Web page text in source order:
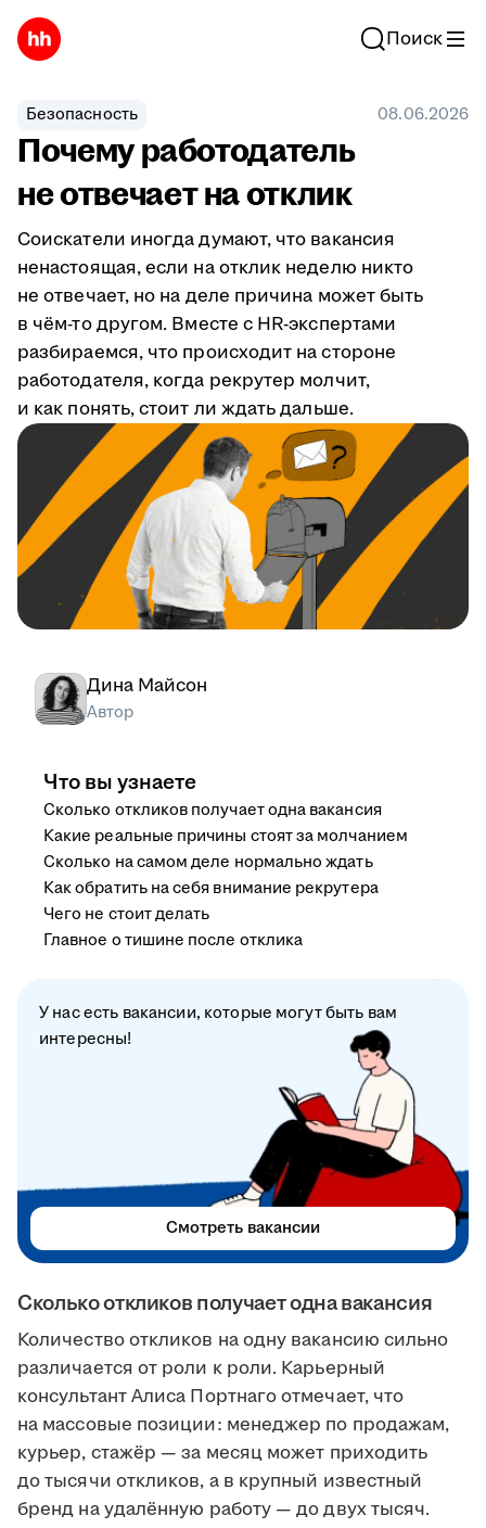
Поиск
Безопасность 08.06.2026
Почему работодатель
не отвечает на отклик
Соискатели иногда думают, что вакансия
ненастоящая, если на отклик неделю никто
не отвечает, но на деле причина может быть
в чём-то другом. Вместе с HR-экспертами
разбираемся, что происходит на стороне
работодателя, когда рекрутер молчит,
и как понять, стоит ли ждать дальше.
Сколько откликов получает одна вакансия
Количество откликов на одну вакансию сильно
различается от роли к роли. Карьерный
консультант Алиса Портнаго отмечает, что
на массовые позиции: менеджер по продажам,
курьер, стажёр — за месяц может приходить
до тысячи откликов, а в крупный известный
бренд на удалённую работу — до двух тысяч.
Дина Майсон
Автор
Что вы узнаете
Сколько откликов получает одна вакансия
Какие реальные причины стоят за молчанием
Сколько на самом деле нормально ждать
Как обратить на себя внимание рекрутера
Чего не стоит делать
Главное о тишине после отклика
У нас есть вакансии, которые могут быть вам
интересны!
Смотреть вакансии